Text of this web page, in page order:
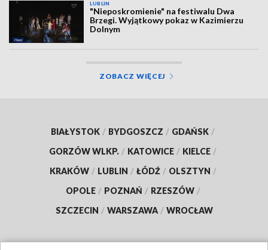
LUBLIN
"Nieposkromienie" na festiwalu Dwa
Brzegi. Wyjątkowy pokaz w Kazimierzu
Dolnym
ZOBACZ WIĘCEJ
BIAŁYSTOK / BYDGOSZCZ / GDAŃSK /
GORZÓW WLKP. / KATOWICE / KIELCE /
KRAKÓW / LUBLIN / ŁÓDŹ / OLSZTYN /
OPOLE / POZNAŃ / RZESZÓW /
SZCZECIN / WARSZAWA / WROCŁAW